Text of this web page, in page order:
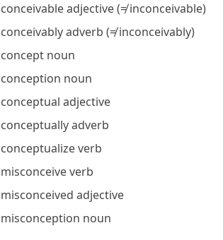
conceivableadjective(≠ inconceivable)
conceivablyadverb (≠ inconceivably)
concept noun
conception noun
conceptual adjective
conceptuallyadverb
conceptualizeverb
misconceiveverb
misconceived adjective
misconception noun